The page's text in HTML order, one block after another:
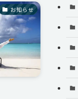
お知らせ